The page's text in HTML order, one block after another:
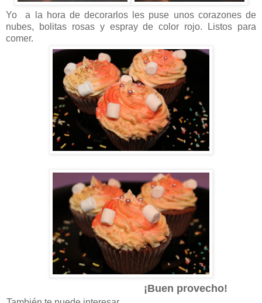
Yo a la hora de decorarlos les puse unos corazones de
nubes, bolitas rosas y espray de color rojo. Listos para
comer.
¡Buen provecho!